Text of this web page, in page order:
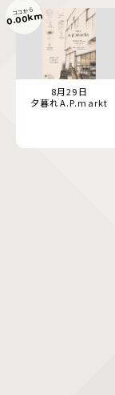
8月29日
夕暮れA.P.markt
ココから
0.00km